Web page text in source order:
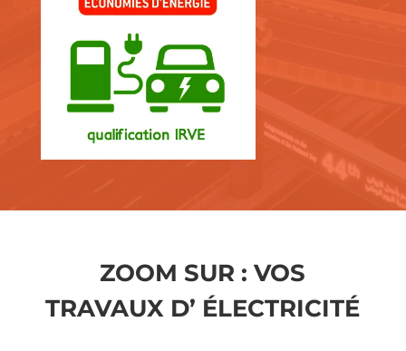
ZOOM SUR : VOS
TRAVAUX D’ ÉLECTRICITÉ